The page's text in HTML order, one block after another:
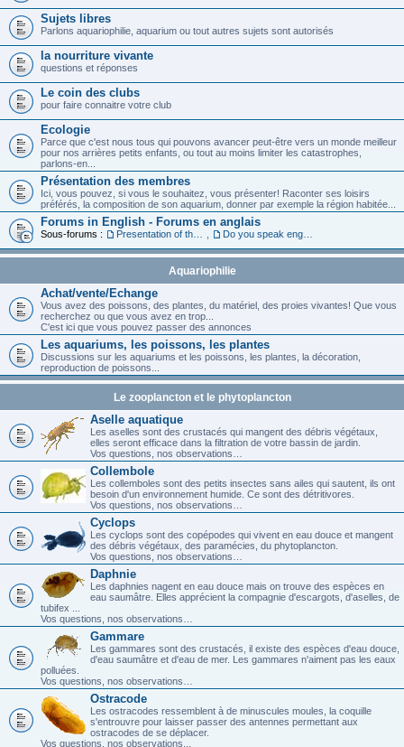
Sujets libres
Parlons aquariophilie, aquarium ou tout autres sujets sont autorisés
la nourriture vivante
questions et réponses
Le coin des clubs
pour faire connaitre votre club
Ecologie
Parce que c'est nous tous qui pouvons avancer peut-être vers un monde meilleur
pour nos arrières petits enfants, ou tout au moins limiter les catastrophes,
parlons-en...
Présentation des membres
Ici, vous pouvez, si vous le souhaitez, vous présenter! Raconter ses loisirs
préférés, la composition de son aquarium, donner par exemple la région habitée...
Forums in English - Forums en anglais
Sous-forums :
Aquariophilie
Achat/vente/Echange
Vous avez des poissons, des plantes, du matériel, des proies vivantes! Que vous
recherchez ou que vous avez en trop...
C'est ici que vous pouvez passer des annonces
Les aquariums, les poissons, les plantes
Discussions sur les aquariums et les poissons, les plantes, la décoration,
reproduction de poissons...
Le zooplancton et le phytoplancton
Aselle aquatique
Les aselles sont des crustacés qui mangent des débris végétaux,
elles seront efficace dans la filtration de votre bassin de jardin.
Vos questions, nos observations…
Collembole
Les collemboles sont des petits insectes sans ailes qui sautent, ils ont
besoin d'un environnement humide. Ce sont des détritivores.
Vos questions, nos observations…
Cyclops
Les cyclops sont des copépodes qui vivent en eau douce et mangent
des débris végétaux, des paramécies, du phytoplancton.
Vos questions, nos observations…
Daphnie
Les daphnies nagent en eau douce mais on trouve des espèces en
eau saumâtre. Elles apprécient la compagnie d'escargots, d'aselles, de
tubifex ...
Vos questions, nos observations…
Gammare
Les gammares sont des crustacés, il existe des espèces d'eau douce,
d'eau saumâtre et d'eau de mer. Les gammares n'aiment pas les eaux
polluées.
Vos questions, nos observations…
Ostracode
Les ostracodes ressemblent à de minuscules moules, la coquille
s'entrouvre pour laisser passer des antennes permettant aux
ostracodes de se déplacer.
Vos questions, nos observations...